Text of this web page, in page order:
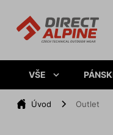
VŠE
Úvod Outlet